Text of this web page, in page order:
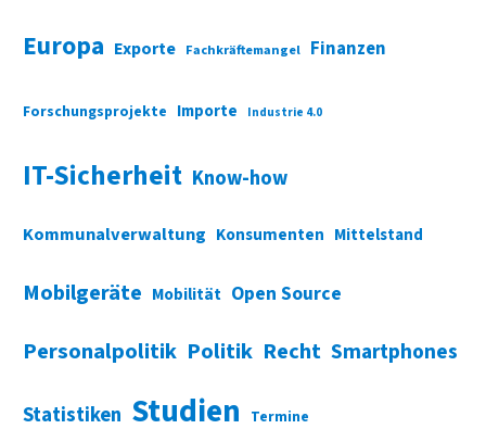
Europa Exporte Fachkräftemangel Finanzen
Forschungsprojekte Importe Industrie 4.0
IT-Sicherheit Know-how
Kommunalverwaltung Konsumenten Mittelstand
Mobilgeräte Mobilität Open Source
Personalpolitik Politik Recht Smartphones
Statistiken Studien Termine